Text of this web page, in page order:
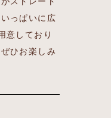
っぱいに広
意しており
ひお楽しみ